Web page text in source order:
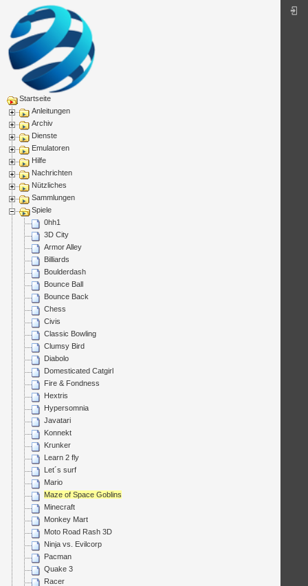
Startseite
Anleitungen
Archiv
Dienste
Emulatoren
Hilfe
Nachrichten
Nützliches
Sammlungen
Spiele
0hh1
3D City
Armor Alley
Billiards
Boulderdash
Bounce Ball
Bounce Back
Chess
Civis
Classic Bowling
Clumsy Bird
Diabolo
Domesticated Catgirl
Fire & Fondness
Hextris
Hypersomnia
Javatari
Konnekt
Krunker
Learn 2 fly
Let´s surf
Mario
Maze of Space Goblins
Minecraft
Monkey Mart
Moto Road Rash 3D
Ninja vs. Evilcorp
Pacman
Quake 3
Racer